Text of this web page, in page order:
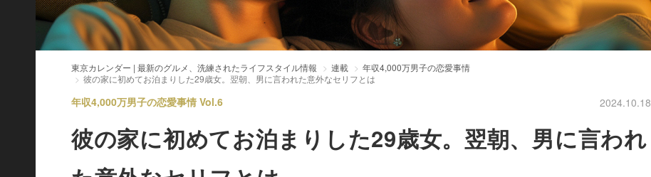
東京カレンダー | 最新のグルメ、洗練されたライフスタイル情報 連載
年収4,000万男子の恋愛事情
彼の家に初めてお泊まりした29歳女。翌朝、男に言われた意外なセリフとは
年収4,000万男子の恋愛事情 Vol.6 2024.10.18
彼の家に初めてお泊まりした29歳女。翌朝、男に言われ